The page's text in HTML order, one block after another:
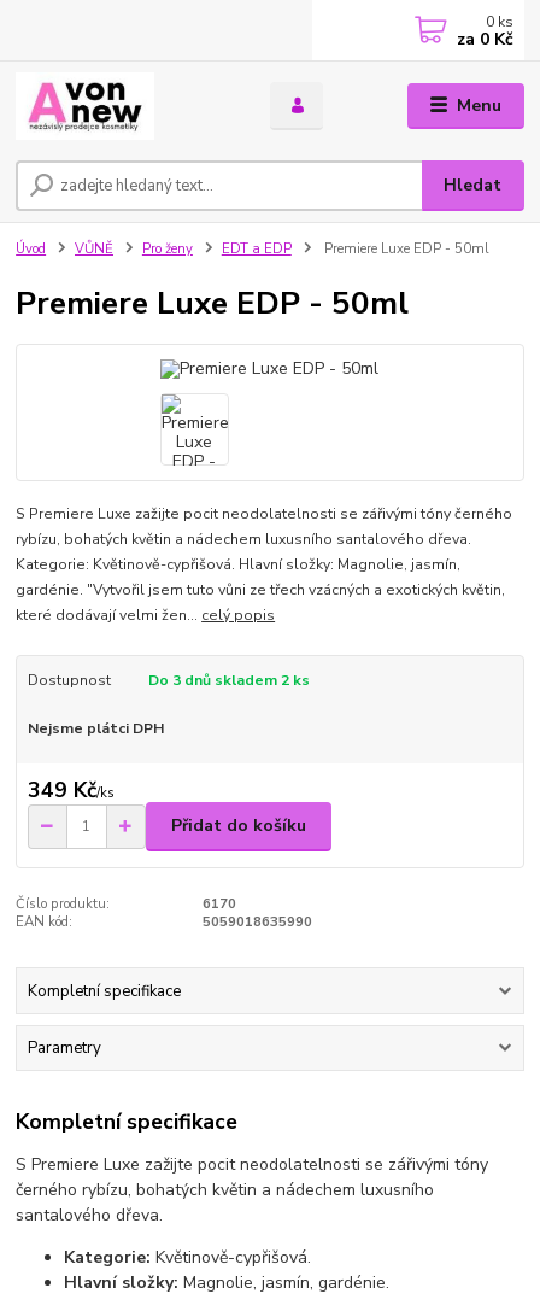
Menu
Hledat
0 ks
za 0 Kč
Úvod VŮNĚ Pro ženy EDT a EDP Premiere Luxe EDP - 50ml
Premiere Luxe EDP - 50ml
S Premiere Luxe zažijte pocit neodolatelnosti se zářivými tóny černého
rybízu, bohatých květin a nádechem luxusního santalového dřeva.
Kategorie: Květinově-cypřišová. Hlavní složky: Magnolie, jasmín,
gardénie. "Vytvořil jsem tuto vůni ze třech vzácných a exotických květin,
které dodávají velmi žen... celý popis
Dostupnost Do 3 dnů skladem 2 ks
Nejsme plátci DPH
349 Kč/ks
Přidat do košíku
Číslo produktu:
6170
EAN kód:
5059018635990
Kompletní specifikace
Parametry
Kompletní specifikace
S Premiere Luxe zažijte pocit neodolatelnosti se zářivými tóny
černého rybízu, bohatých květin a nádechem luxusního
santalového dřeva.
Kategorie: Květinově-cypřišová.
Hlavní složky: Magnolie, jasmín, gardénie.